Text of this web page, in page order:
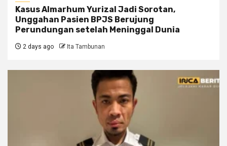
Kasus Almarhum Yurizal Jadi Sorotan,
Unggahan Pasien BPJS Berujung
Perundungan setelah Meninggal Dunia
2 days ago Ita Tambunan